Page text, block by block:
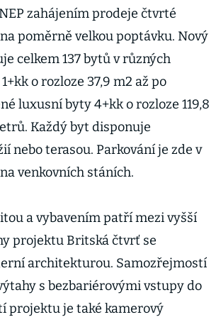
zahájením prodeje čtvrté
poměrně velkou poptávku. Nový
celkem 137 bytů v různých
o rozloze 37,9 m2 až po
luxusní byty 4+kk o rozloze 119,8
Každý byt disponuje
nebo terasou. Parkování je zde v
venkovních stáních.
a vybavením patří mezi vyšší
projektu Britská čtvrť se
architekturou. Samozřejmostí
s bezbariérovými vstupy do
projektu je také kamerový